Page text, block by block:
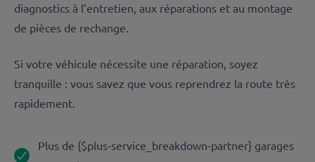
diagnostics à l’entretien, aux réparations et au montage
de pièces de rechange.
Si votre véhicule nécessite une réparation, soyez
tranquille : vous savez que vous reprendrez la route très
rapidement.
Plus de {$plus-service_breakdown-partner} garages